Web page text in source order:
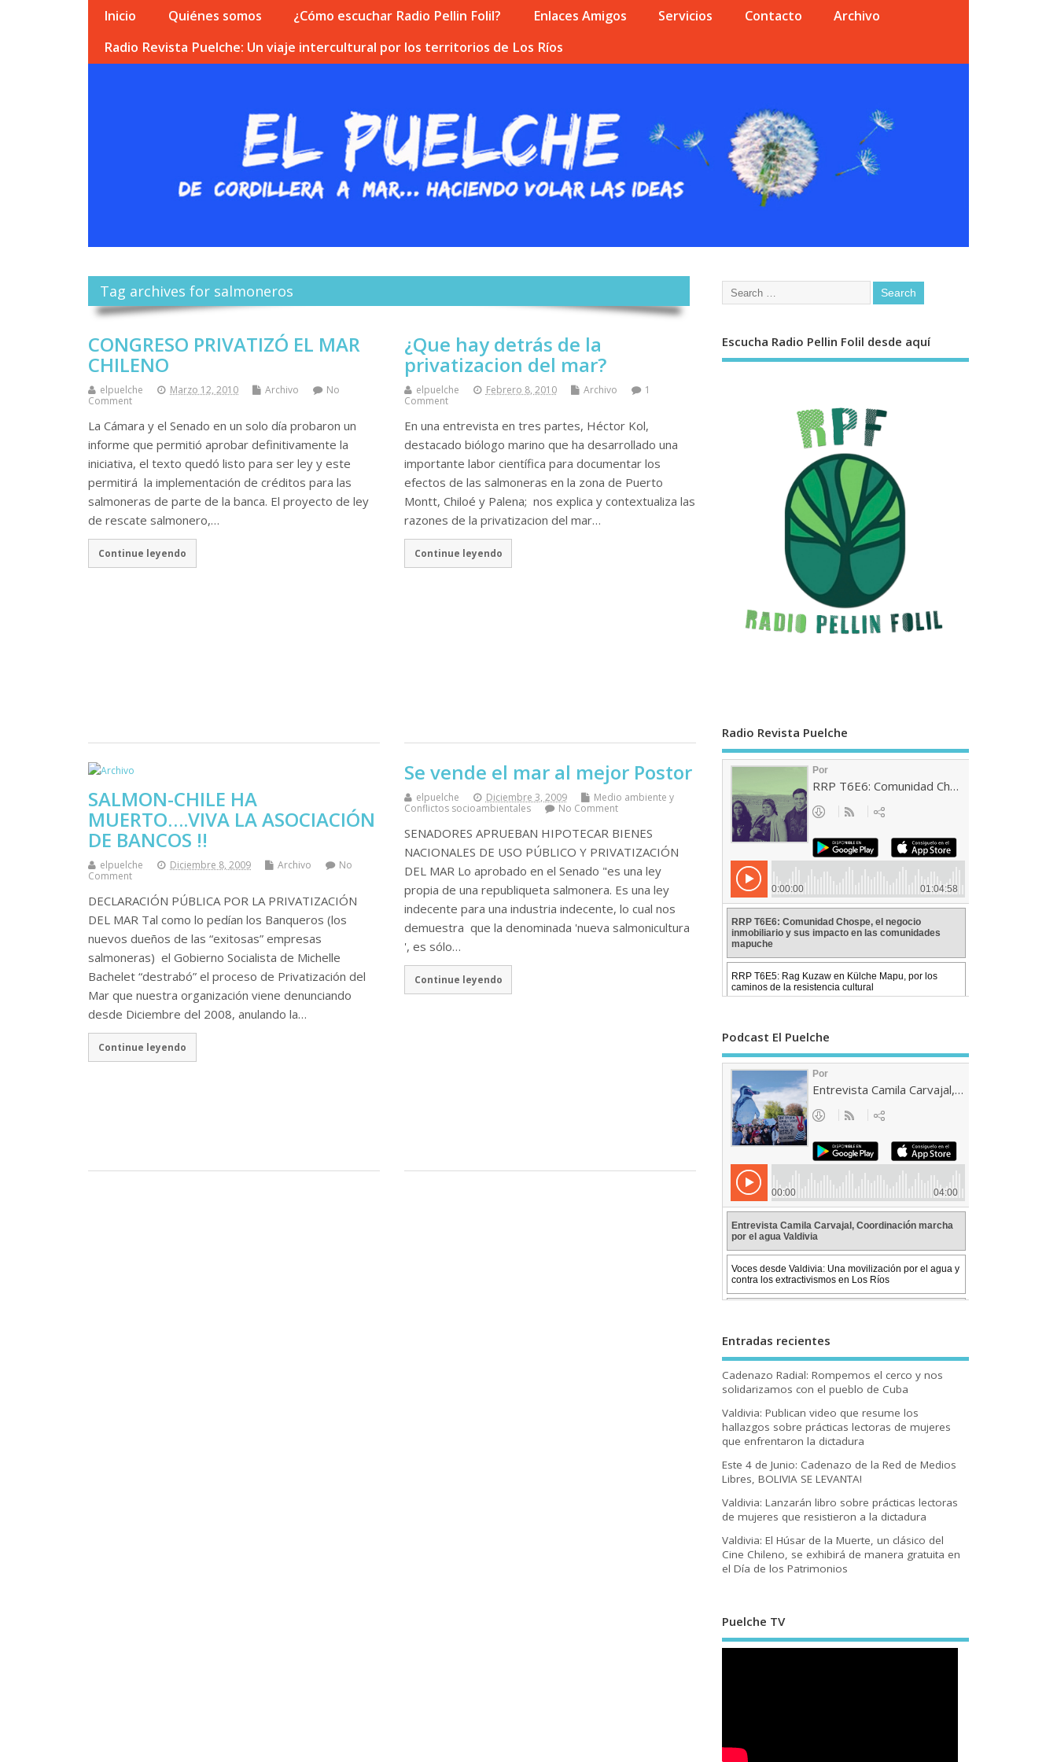
Inicio Quiénes somos ¿Cómo escuchar Radio Pellin Folil? Enlaces Amigos Servicios Contacto
Archivo
Radio Revista Puelche: Un viaje intercultural por los territorios de Los Ríos
Tag archives for salmoneros
CONGRESO PRIVATIZÓ EL MAR
CHILENO
elpuelche Marzo 12, 2010 Archivo
No
Comment
La Cámara y el Senado en un solo día probaron un
informe que permitió aprobar definitivamente la
iniciativa, el texto quedó listo para ser ley y este
permitirá la implementación de créditos para las
salmoneras de parte de la banca. El proyecto de ley
de rescate salmonero,…
Continue leyendo
¿Que hay detrás de la
privatizacion del mar?
elpuelche Febrero 8, 2010 Archivo
1
Comment
En una entrevista en tres partes, Héctor Kol,
destacado biólogo marino que ha desarrollado una
importante labor científica para documentar los
efectos de las salmoneras en la zona de Puerto
Montt, Chiloé y Palena; nos explica y contextualiza las
razones de la privatizacion del mar…
Continue leyendo
SALMON-CHILE HA
MUERTO….VIVA LA ASOCIACIÓN
DE BANCOS !!
elpuelche Diciembre 8, 2009 Archivo
No
Comment
DECLARACIÓN PÚBLICA POR LA PRIVATIZACIÓN
DEL MAR Tal como lo pedían los Banqueros (los
nuevos dueños de las “exitosas” empresas
salmoneras) el Gobierno Socialista de Michelle
Bachelet “destrabó” el proceso de Privatización del
Mar que nuestra organización viene denunciando
desde Diciembre del 2008, anulando la…
Continue leyendo
Se vende el mar al mejor Postor
elpuelche Diciembre 3, 2009
Medio ambiente y
Conflictos socioambientales
No Comment
SENADORES APRUEBAN HIPOTECAR BIENES
NACIONALES DE USO PÚBLICO Y PRIVATIZACIÓN
DEL MAR Lo aprobado en el Senado "es una ley
propia de una republiqueta salmonera. Es una ley
indecente para una industria indecente, lo cual nos
demuestra que la denominada 'nueva salmonicultura
', es sólo…
Continue leyendo
Escucha Radio Pellin Folil desde aquí
Radio Revista Puelche
Podcast El Puelche
Entradas recientes
Cadenazo Radial: Rompemos el cerco y nos
solidarizamos con el pueblo de Cuba
Valdivia: Publican video que resume los
hallazgos sobre prácticas lectoras de mujeres
que enfrentaron la dictadura
Este 4 de Junio: Cadenazo de la Red de Medios
Libres, BOLIVIA SE LEVANTA!
Valdivia: Lanzarán libro sobre prácticas lectoras
de mujeres que resistieron a la dictadura
Valdivia: El Húsar de la Muerte, un clásico del
Cine Chileno, se exhibirá de manera gratuita en
el Día de los Patrimonios
Puelche TV